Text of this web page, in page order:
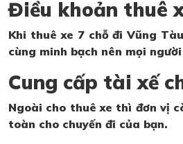
Điều khoản thuê
Khi thuê xe 7 chỗ đi Vũng
cùng minh bạch nên mọi
Cung cấp tài xế
Ngoài cho thuê xe thì đơn vị
toàn cho chuyến đi của bạn.